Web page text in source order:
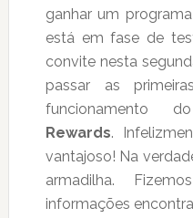
ganhar um
está em fase de
convite nesta
passar as
funcionamento
Rewards.
vantajoso! Na
armadilha.
informações